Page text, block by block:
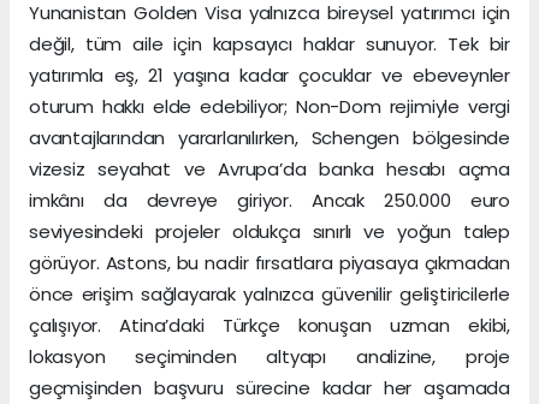
Yunanistan Golden Visa yalnızca bireysel yatırımcı için
değil, tüm aile için kapsayıcı haklar sunuyor. Tek bir
yatırımla eş, 21 yaşına kadar çocuklar ve ebeveynler
oturum hakkı elde edebiliyor; Non-Dom rejimiyle vergi
avantajlarından yararlanılırken, Schengen bölgesinde
vizesiz seyahat ve Avrupa’da banka hesabı açma
imkânı da devreye giriyor. Ancak 250.000 euro
seviyesindeki projeler oldukça sınırlı ve yoğun talep
görüyor. Astons, bu nadir fırsatlara piyasaya çıkmadan
önce erişim sağlayarak yalnızca güvenilir geliştiricilerle
çalışıyor. Atina’daki Türkçe konuşan uzman ekibi,
lokasyon seçiminden altyapı analizine, proje
geçmişinden başvuru sürecine kadar her aşamada